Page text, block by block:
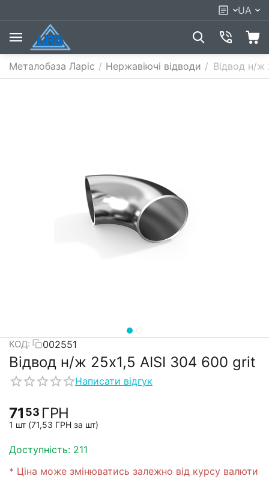
UA
Металобаза Ларіс / Нержавіючі відводи / Відвод н/ж
КОД: 002551
Відвод н/ж 25х1,5 AISI 304 600 grit
Написати відгук
71 53 ГРН
1 шт (71,53 ГРН за шт)
Доступність: 211
* Ціна може змінюватись залежно від курсу валюти